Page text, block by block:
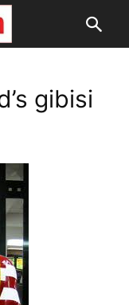
gibisi